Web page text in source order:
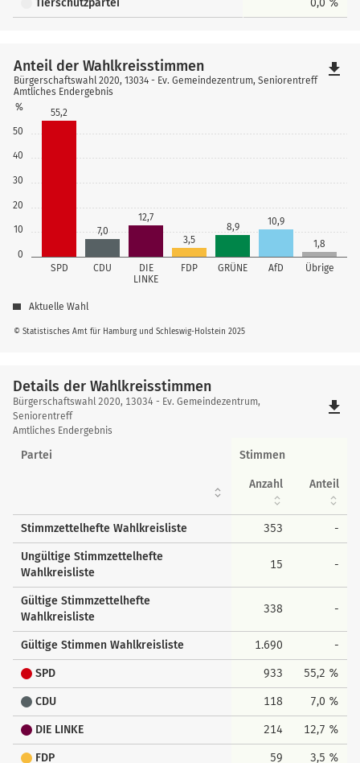
Tierschutzpartei 0,0 %
0
10
20
30
40
50
%
SPD CDU
DIE
LINKE
FDP GRÜNE AfD Übrige
55,2
7,0
12,7
3,5
8,9
10,9
1,8
© Statistisches Amt für Hamburg und Schleswig-Holstein 2025
Anteil der Wahlkreisstimmen
Bürgerschaftswahl 2020, 13034 - Ev. Gemeindezentrum, Seniorentreff
Amtliches Endergebnis
Aktuelle Wahl
file_download
Details der Wahlkreisstimmen
Details
der
Wahlkreisstimmen
Bürgerschaftswahl 2020, 13034 - Ev. Gemeindezentrum,
Seniorentreff
Amtliches Endergebnis
file_download
Partei Stimmen
Anzahl Anteil
Stimmzettelhefte Wahlkreisliste 353 -
Ungültige Stimmzettelhefte
Wahlkreisliste
15 -
Gültige Stimmzettelhefte
Wahlkreisliste
338 -
Gültige Stimmen Wahlkreisliste 1.690 -
SPD 933 55,2 %
CDU 118 7,0 %
DIE LINKE 214 12,7 %
FDP 59 3,5 %